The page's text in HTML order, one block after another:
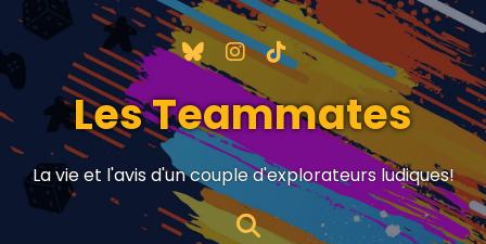
Les Teammates
La vie et l'avis d'un couple d'explorateurs ludiques!